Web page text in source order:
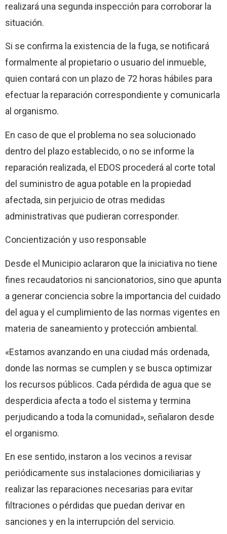
realizará una segunda inspección para corroborar la
situación.
Si se confirma la existencia de la fuga, se notificará
formalmente al propietario o usuario del inmueble,
quien contará con un plazo de 72 horas hábiles para
efectuar la reparación correspondiente y comunicarla
al organismo.
En caso de que el problema no sea solucionado
dentro del plazo establecido, o no se informe la
reparación realizada, el EDOS procederá al corte total
del suministro de agua potable en la propiedad
afectada, sin perjuicio de otras medidas
administrativas que pudieran corresponder.
Concientización y uso responsable
Desde el Municipio aclararon que la iniciativa no tiene
fines recaudatorios ni sancionatorios, sino que apunta
a generar conciencia sobre la importancia del cuidado
del agua y el cumplimiento de las normas vigentes en
materia de saneamiento y protección ambiental.
«Estamos avanzando en una ciudad más ordenada,
donde las normas se cumplen y se busca optimizar
los recursos públicos. Cada pérdida de agua que se
desperdicia afecta a todo el sistema y termina
perjudicando a toda la comunidad», señalaron desde
el organismo.
En ese sentido, instaron a los vecinos a revisar
periódicamente sus instalaciones domiciliarias y
realizar las reparaciones necesarias para evitar
filtraciones o pérdidas que puedan derivar en
sanciones y en la interrupción del servicio.